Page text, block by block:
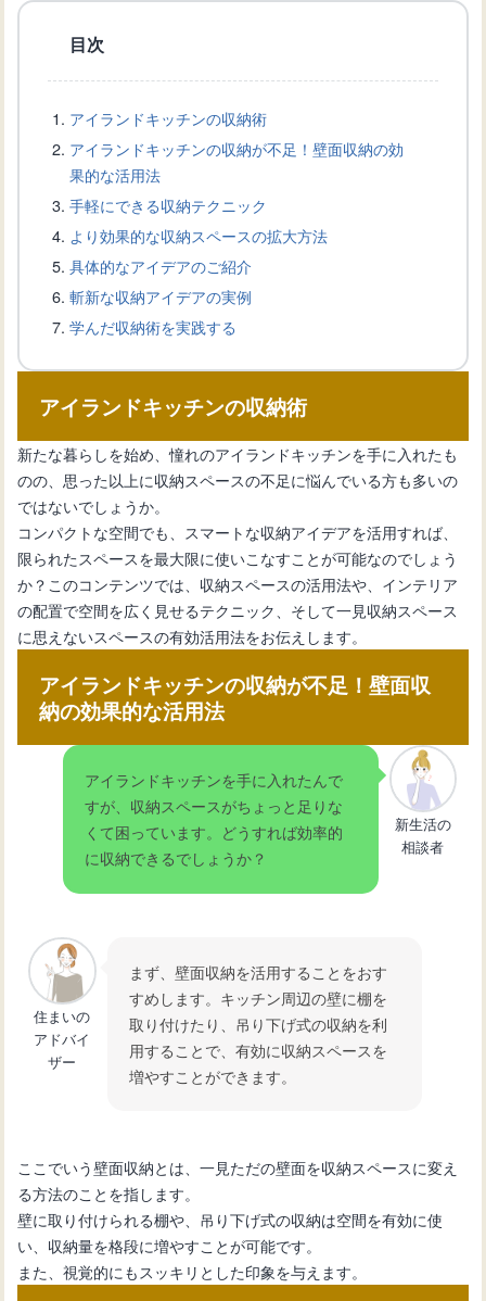
功するためのポイント
キッチンの壁にマグネットをつけた
い！設置方法と製品選びのコツ
ックの選び方と設置方法
キッチンに機能的なマグネットボード
キッチンスペースを効果的に活用！マ
グネットが使える壁材
キッチンを変える！マグネット活用術
とは？
スタイリッシュで実用的なキッチンマ
グネット収納術の魅力
キッチンスペースを有効活用！収納力
抜群のレンジ台の選び方
目次
アイランドキッチンの収納術
アイランドキッチンの収納が不足！壁面収納の効
果的な活用法
手軽にできる収納テクニック
より効果的な収納スペースの拡大方法
具体的なアイデアのご紹介
斬新な収納アイデアの実例
学んだ収納術を実践する
アイランドキッチンの収納術
新たな暮らしを始め、憧れのアイランドキッチンを手に入れたも
のの、思った以上に収納スペースの不足に悩んでいる方も多いの
ではないでしょうか。
コンパクトな空間でも、スマートな収納アイデアを活用すれば、
限られたスペースを最大限に使いこなすことが可能なのでしょう
か？このコンテンツでは、収納スペースの活用法や、インテリア
の配置で空間を広く見せるテクニック、そして一見収納スペース
に思えないスペースの有効活用法をお伝えします。
アイランドキッチンの収納が不足！壁面収
納の効果的な活用法
アイランドキッチンを手に入れたんで
すが、収納スペースがちょっと足りな
くて困っています。どうすれば効率的
に収納できるでしょうか？
新生活の
相談者
住まいの
アドバイ
ザー
まず、壁面収納を活用することをおす
すめします。キッチン周辺の壁に棚を
取り付けたり、吊り下げ式の収納を利
用することで、有効に収納スペースを
増やすことができます。
ここでいう壁面収納とは、一見ただの壁面を収納スペースに変え
る方法のことを指します。
壁に取り付けられる棚や、吊り下げ式の収納は空間を有効に使
い、収納量を格段に増やすことが可能です。
また、視覚的にもスッキリとした印象を与えます。